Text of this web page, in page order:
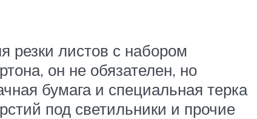
листов с набором
он не обязателен, но
бумага и специальная терка
под светильники и прочие